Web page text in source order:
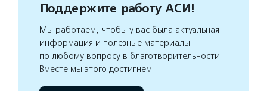
Поддержите работу АСИ!
Мы работаем, чтобы у вас была актуальная
информация и полезные материалы
по любому вопросу в благотворительности.
Вместе мы этого достигнем